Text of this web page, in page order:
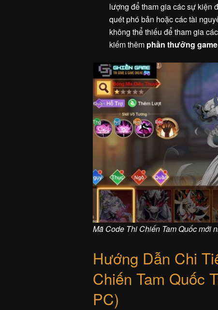
lượng để tham gia các sự kiện
quét phó bản hoặc các tài
không thể thiếu để tham gia
kiếm thêm phần thưởng game
Mã Code Thi Chiến Tam Quốc mới
Hướng Dẫn Chi
Chiến Tam Quốc
PC)